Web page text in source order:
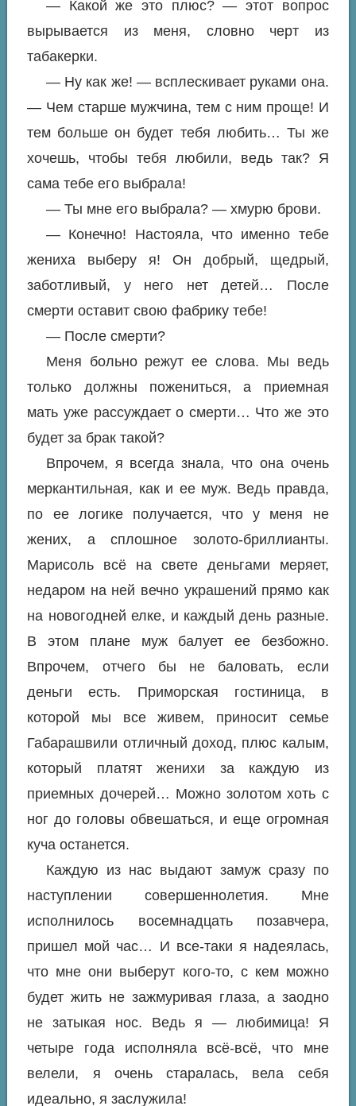
— Какой же это плюс? — этот вопрос
вырывается из меня, словно черт из
табакерки.
— Ну как же! — всплескивает руками она.
— Чем старше мужчина, тем с ним проще! И
тем больше он будет тебя любить… Ты же
хочешь, чтобы тебя любили, ведь так? Я
сама тебе его выбрала!
— Ты мне его выбрала? — хмурю брови.
— Конечно! Настояла, что именно тебе
жениха выберу я! Он добрый, щедрый,
заботливый, у него нет детей… После
смерти оставит свою фабрику тебе!
— После смерти?
Меня больно режут ее слова. Мы ведь
только должны пожениться, а приемная
мать уже рассуждает о смерти… Что же это
будет за брак такой?
Впрочем, я всегда знала, что она очень
меркантильная, как и ее муж. Ведь правда,
по ее логике получается, что у меня не
жених, а сплошное золото-бриллианты.
Марисоль всё на свете деньгами меряет,
недаром на ней вечно украшений прямо как
на новогодней елке, и каждый день разные.
В этом плане муж балует ее безбожно.
Впрочем, отчего бы не баловать, если
деньги есть. Приморская гостиница, в
которой мы все живем, приносит семье
Габарашвили отличный доход, плюс калым,
который платят женихи за каждую из
приемных дочерей… Можно золотом хоть с
ног до головы обвешаться, и еще огромная
куча останется.
Каждую из нас выдают замуж сразу по
наступлении совершеннолетия. Мне
исполнилось восемнадцать позавчера,
пришел мой час… И все-таки я надеялась,
что мне они выберут кого-то, с кем можно
будет жить не зажмуривая глаза, а заодно
не затыкая нос. Ведь я — любимица! Я
четыре года исполняла всё-всё, что мне
велели, я очень старалась, вела себя
идеально, я заслужила!